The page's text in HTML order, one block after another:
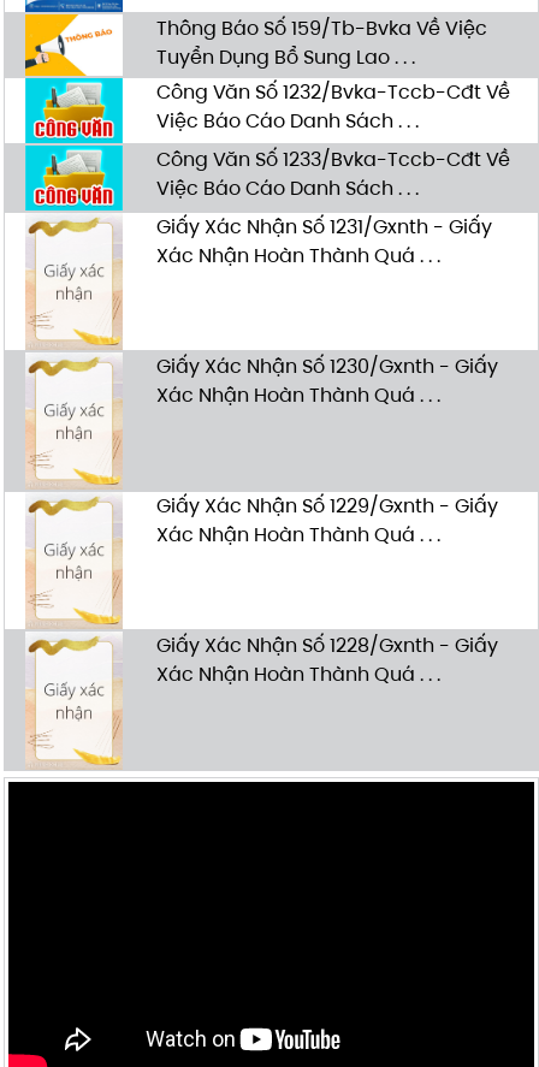
Thông Báo Số 159/Tb-Bvka Về Việc
Tuyển Dụng Bổ Sung Lao . . .
Công Văn Số 1232/Bvka-Tccb-Cđt Về
Việc Báo Cáo Danh Sách . . .
Công Văn Số 1233/Bvka-Tccb-Cđt Về
Việc Báo Cáo Danh Sách . . .
Giấy Xác Nhận Số 1231/Gxnth - Giấy
Xác Nhận Hoàn Thành Quá . . .
Giấy Xác Nhận Số 1230/Gxnth - Giấy
Xác Nhận Hoàn Thành Quá . . .
Giấy Xác Nhận Số 1229/Gxnth - Giấy
Xác Nhận Hoàn Thành Quá . . .
Giấy Xác Nhận Số 1228/Gxnth - Giấy
Xác Nhận Hoàn Thành Quá . . .